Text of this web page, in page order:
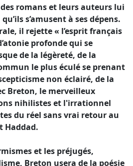
des romans et leurs auteurs lui
s’amusent à ses dépens.
il rejette « l’esprit français
profonde qui se
de la légèreté, de la
le plus éculé se prenant
non éclairé, de la
Breton, le merveilleux
nihilistes et l'irrationnel
du réel sans vrai retour au
Haddad.
et les préjugés,
Breton usera de la poésie